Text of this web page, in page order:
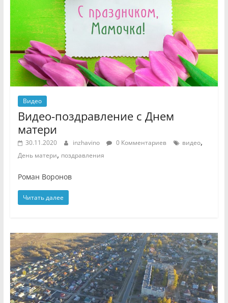
Видео
Видео-поздравление с Днем
матери
30.11.2020 inzhavino 0 Комментариев видео,
День матери, поздравления
Роман Воронов
Читать далее